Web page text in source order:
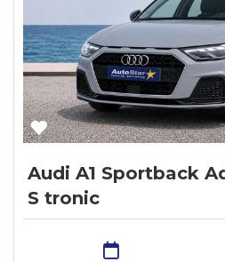
Audi A1 Sportback
S tronic